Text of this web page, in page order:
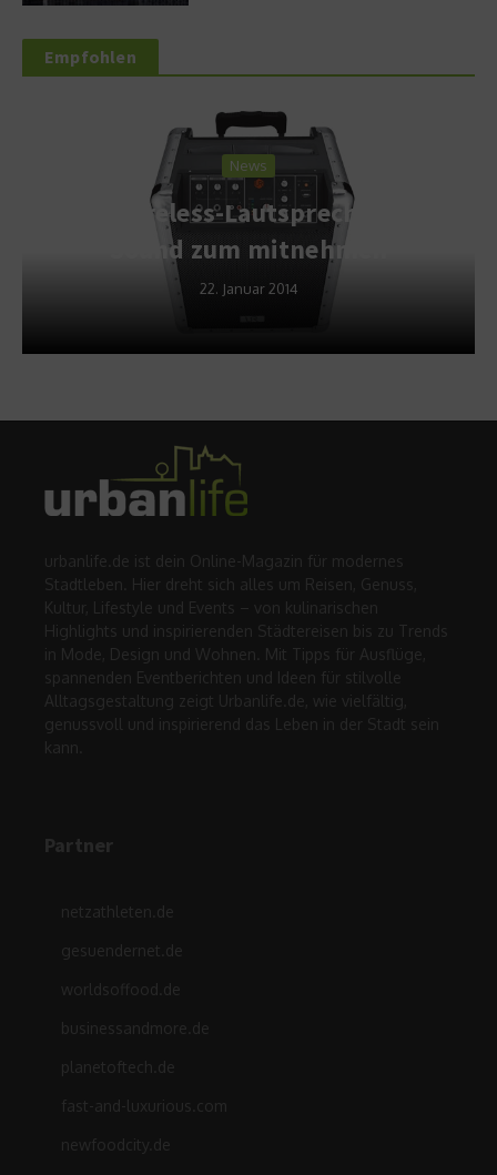
Empfohlen
News
Wireless-Lautsprecher
Sound zum mitnehmen
22. Januar 2014
urbanlife.de ist dein Online-Magazin für modernes
Stadtleben. Hier dreht sich alles um Reisen, Genuss,
Kultur, Lifestyle und Events – von kulinarischen
Highlights und inspirierenden Städtereisen bis zu Trends
in Mode, Design und Wohnen. Mit Tipps für Ausflüge,
spannenden Eventberichten und Ideen für stilvolle
Alltagsgestaltung zeigt Urbanlife.de, wie vielfältig,
genussvoll und inspirierend das Leben in der Stadt sein
kann.
Partner
netzathleten.de
gesuendernet.de
worldsoffood.de
businessandmore.de
planetoftech.de
fast-and-luxurious.com
newfoodcity.de